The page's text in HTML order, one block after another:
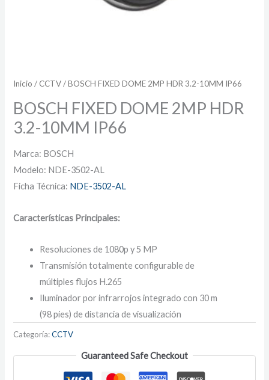
Inicio / CCTV/ BOSCH FIXED DOME 2MP HDR 3.2-10MM IP66
BOSCH FIXED DOME 2MP HDR
3.2-10MM IP66
Marca: BOSCH
Modelo: NDE-3502-AL
Ficha Técnica: NDE-3502-AL
Características Principales:
Resoluciones de 1080p y 5 MP
Transmisión totalmente configurable de
múltiples flujos H.265
Iluminador por infrarrojos integrado con 30 m
(98 pies) de distancia de visualización
Categoría:CCTV
Guaranteed Safe Checkout